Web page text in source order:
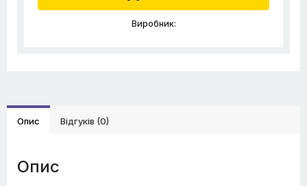
Виробник:
Опис Відгуків (0)
Опис